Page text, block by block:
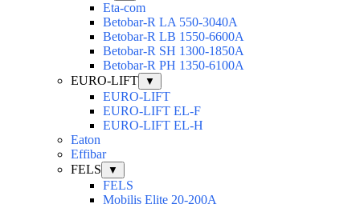
Eta-com
Betobar-R LA 550-3040А
Betobar-R LВ 1550-6600А
Betobar-R SH 1300-1850A
Betobar-R РH 1350-6100А
EURO-LIFT
▼
EURO-LIFT
EURO-LIFT EL-F
EURO-LIFT EL-H
Eaton
Effibar
FELS
▼
FELS
Mobilis Elite 20-200А